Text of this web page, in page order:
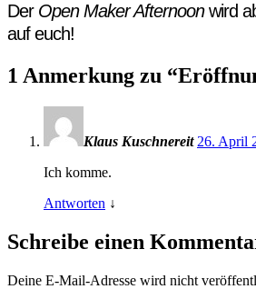
Der Open Maker Afternoonwird
auf euch!
1 Anmerkung zu “
Klaus Kuschnereit 26. April
Ich komme.
Antworten ↓
Schreibe einen
Deine E-Mail-Adresse wird nicht